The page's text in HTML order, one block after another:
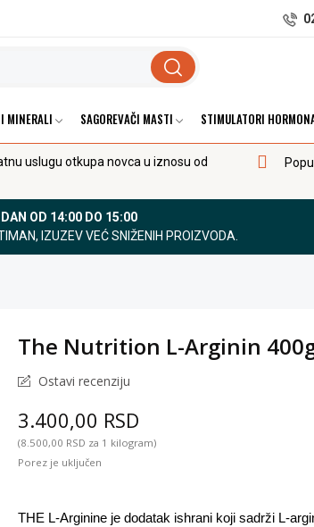
MINERALI SAGOREVAČI MASTI STIMULATORI
uslugu otkupa novca u iznosu od
OD 14:00 DO 15:00
IZUZEV VEĆ SNIŽENIH PROIZVODA.
The Nutrition L-Arginin
Ostavi recenziju
3.400,00 RSD
(8.500,00 RSD za 1 kilogram)
Porez je uključen
THE L-Arginine je dodatak ishrani koji sadrži L-